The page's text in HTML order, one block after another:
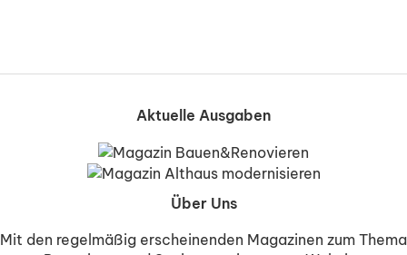
Aktuelle Ausgaben
Über Uns
Mit den regelmäßig erscheinenden Magazinen zum Thema